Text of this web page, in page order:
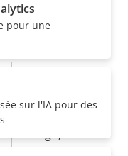
Baseline,
pour une
sur l'IA pour des